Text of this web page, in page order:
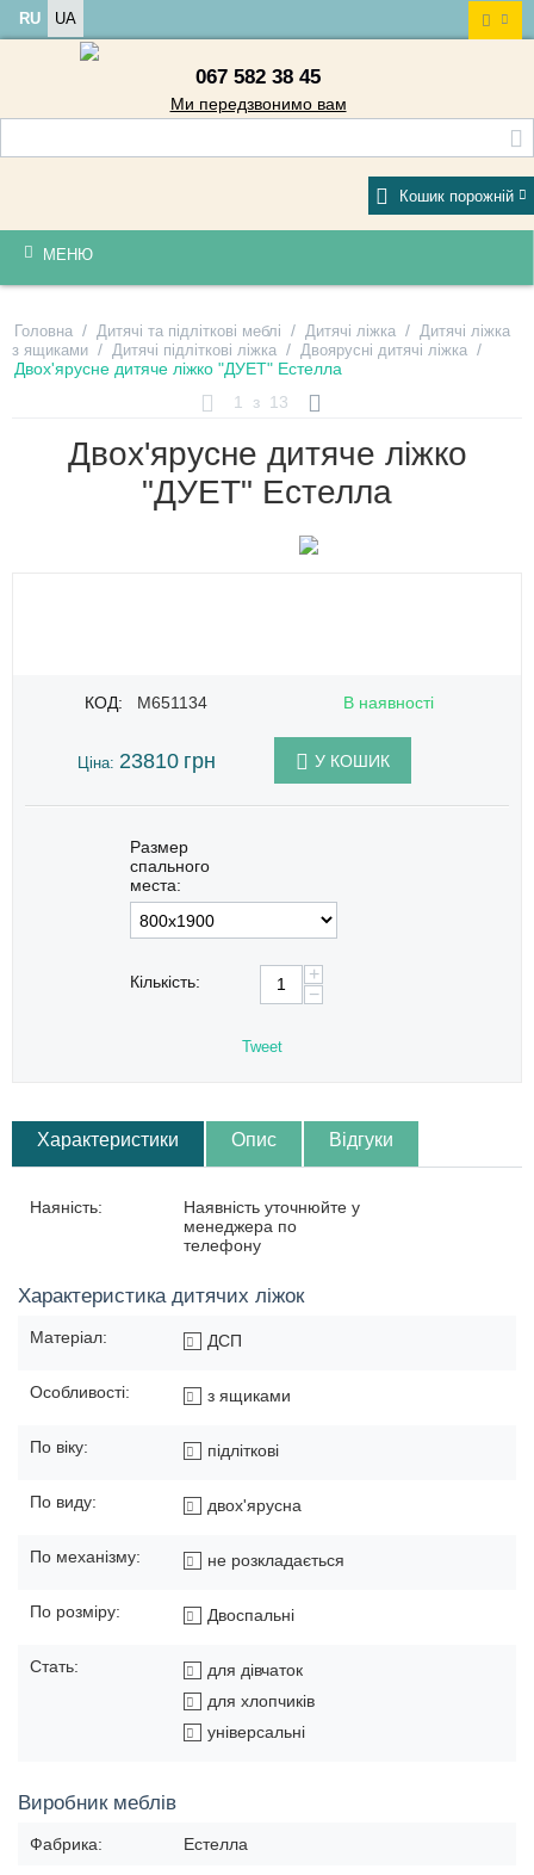
RU UA
067 582 38 45
Ми передзвонимо вам
Кошик порожній
МЕНЮ
Головна / Дитячі та підліткові меблі / Дитячі ліжка / Дитячі ліжка
з ящиками / Дитячі підліткові ліжка / Двоярусні дитячі ліжка /
Двох'ярусне дитяче ліжко "ДУЕТ" Естелла
1
з 13
Двох'ярусне дитяче ліжко
"ДУЕТ" Естелла
КОД: M651134 В наявності
Ціна: 23810 грн У КОШИК
Размер
спального
места:
Кількість:
+
−
Tweet
Характеристики Опис Відгуки
Наяність:
Наявність уточнюйте у
менеджера по
телефону
Характеристика дитячих ліжок
Матеріал: ДСП
Особливості: з ящиками
По віку: підліткові
По виду: двох'ярусна
По механізму: не розкладається
По розміру: Двоспальні
Стать:
для дівчаток
для хлопчиків
універсальні
Виробник меблів
Фабрика: Естелла